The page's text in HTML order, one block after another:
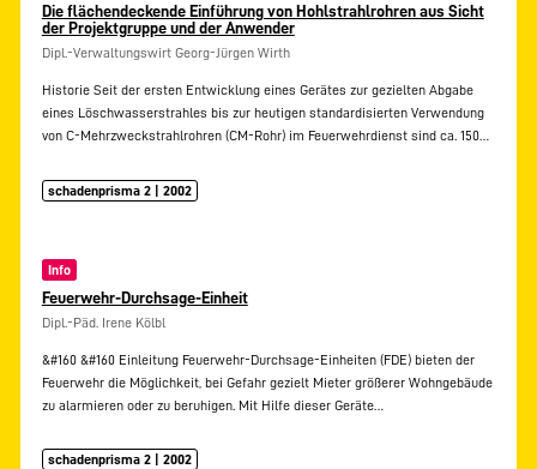
Die flächendeckende Einführung von Hohlstrahlrohren aus Sicht
der Projektgruppe und der Anwender
Dipl.-Verwaltungswirt Georg-Jürgen Wirth
Historie Seit der ersten Entwicklung eines Gerätes zur gezielten Abgabe
eines Löschwasserstrahles bis zur heutigen standardisierten Verwendung
von C-Mehrzweckstrahlrohren (CM-Rohr) im Feuerwehrdienst sind ca. 150…
schadenprisma 2 | 2002
Info
Feuerwehr-Durchsage-Einheit
Dipl.-Päd. Irene Kölbl
&#160 &#160 Einleitung Feuerwehr-Durchsage-Einheiten (FDE) bieten der
Feuerwehr die Möglichkeit, bei Gefahr gezielt Mieter größerer Wohngebäude
zu alarmieren oder zu beruhigen. Mit Hilfe dieser Geräte…
schadenprisma 2 | 2002